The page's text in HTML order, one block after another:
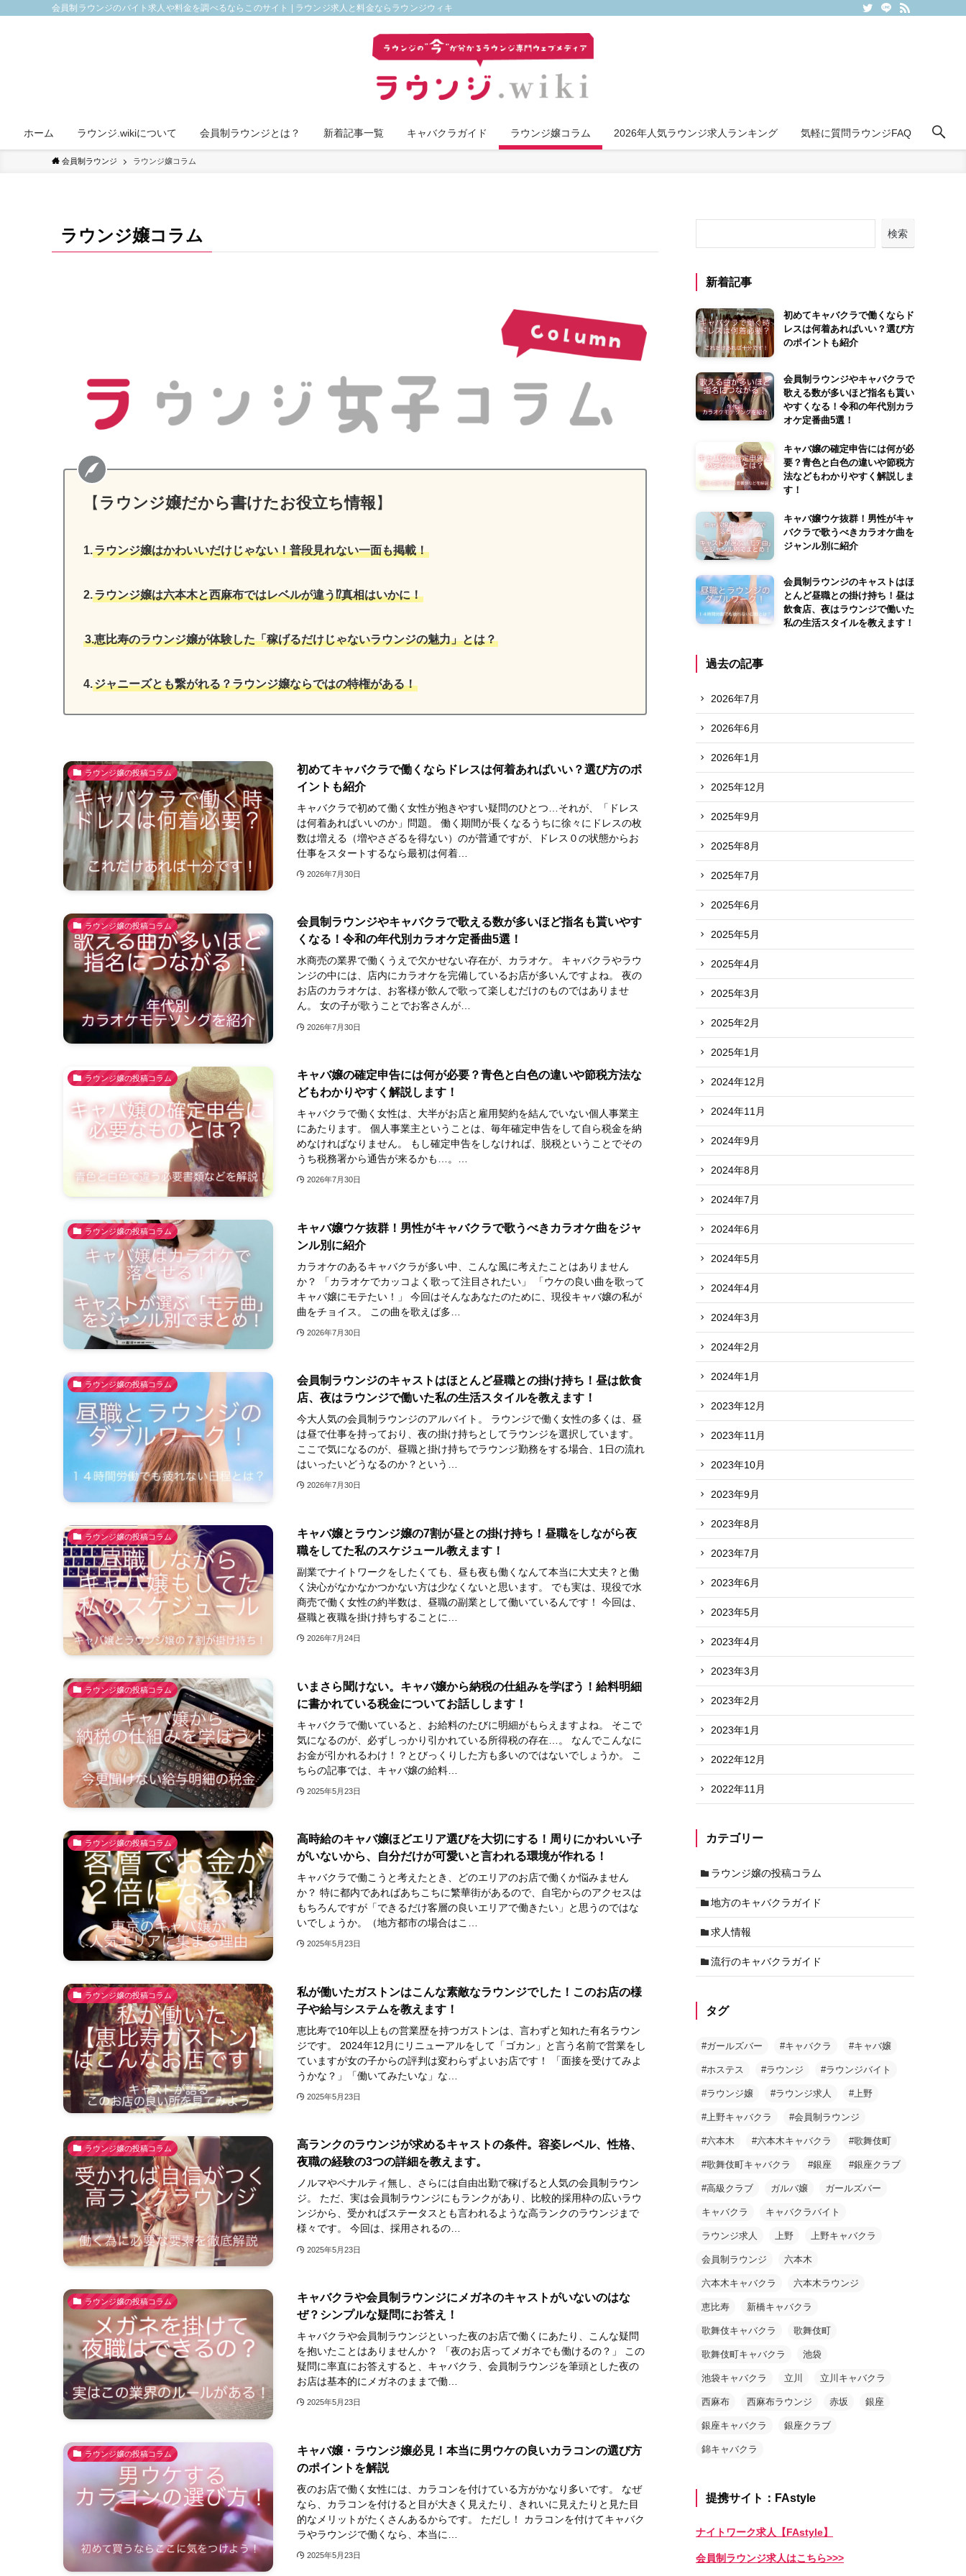
会員制ラウンジのバイト求人や料金を調べるならこのサイト | ラウンジ求人と料金ならラウンジウィキ
ホーム ラウンジ.wikiについて 会員制ラウンジとは？ 新着記事一覧 キャバクラガイド ラウンジ嬢コラム 2026年人気ラウンジ求人ランキング 気軽に質問ラウンジFAQ
会員制ラウンジ ラウンジ嬢コラム
ラウンジ嬢コラム
【 ラウンジ嬢だから書けたお役立ち情報】
1.ラウンジ嬢はかわいいだけじゃない！普段見れない一面も掲載！
2.ラウンジ嬢は六本木と西麻布ではレベルが違う⁉真相はいかに！
3.恵比寿のラウンジ嬢が体験した「稼げるだけじゃないラウンジの魅力」とは？
4.ジャニーズとも繋がれる？ラウンジ嬢ならではの特権がある！
ラウンジ嬢の投稿コラム
初めてキャバクラで働くならドレスは何着あればいい？選び方のポ
イントも紹介
キャバクラで初めて働く女性が抱きやすい疑問のひとつ…それが、「ドレス
は何着あればいいのか」問題。 働く期間が長くなるうちに徐々にドレスの枚
数は増える（増やさざるを得ない）のが普通ですが、ドレス０の状態からお
仕事をスタートするなら最初は何着…
2026年7月30日
ラウンジ嬢の投稿コラム
会員制ラウンジやキャバクラで歌える数が多いほど指名も貰いやす
くなる！令和の年代別カラオケ定番曲5選！
水商売の業界で働くうえで欠かせない存在が、カラオケ。 キャバクラやラウ
ンジの中には、店内にカラオケを完備しているお店が多いんですよね。 夜の
お店のカラオケは、お客様が飲んで歌って楽しむだけのものではありませ
ん。 女の子が歌うことでお客さんが…
2026年7月30日
ラウンジ嬢の投稿コラム
キャバ嬢の確定申告には何が必要？青色と白色の違いや節税方法な
どもわかりやすく解説します！
キャバクラで働く女性は、大半がお店と雇用契約を結んでいない個人事業主
にあたります。 個人事業主ということは、毎年確定申告をして自ら税金を納
めなければなりません。 もし確定申告をしなければ、脱税ということでその
うち税務署から通告が来るかも…。…
2026年7月30日
ラウンジ嬢の投稿コラム
キャバ嬢ウケ抜群！男性がキャバクラで歌うべきカラオケ曲をジャ
ンル別に紹介
カラオケのあるキャバクラが多い中、こんな風に考えたことはありません
か？ 「カラオケでカッコよく歌って注目されたい」 「ウケの良い曲を歌って
キャバ嬢にモテたい！」 今回はそんなあなたのために、現役キャバ嬢の私が
曲をチョイス。 この曲を歌えば多…
2026年7月30日
ラウンジ嬢の投稿コラム
会員制ラウンジのキャストはほとんど昼職との掛け持ち！昼は飲食
店、夜はラウンジで働いた私の生活スタイルを教えます！
今大人気の会員制ラウンジのアルバイト。 ラウンジで働く女性の多くは、昼
は昼で仕事を持っており、夜の掛け持ちとしてラウンジを選択しています。
ここで気になるのが、昼職と掛け持ちでラウンジ勤務をする場合、1日の流れ
はいったいどうなるのか？という…
2026年7月30日
ラウンジ嬢の投稿コラム
キャバ嬢とラウンジ嬢の7割が昼との掛け持ち！昼職をしながら夜
職をしてた私のスケジュール教えます！
副業でナイトワークをしたくても、昼も夜も働くなんて本当に大丈夫？と働
く決心がなかなかつかない方は少なくないと思います。 でも実は、現役で水
商売で働く女性の約半数は、昼職の副業として働いているんです！ 今回は、
昼職と夜職を掛け持ちすることに…
2026年7月24日
ラウンジ嬢の投稿コラム
いまさら聞けない。キャバ嬢から納税の仕組みを学ぼう！給料明細
に書かれている税金についてお話しします！
キャバクラで働いていると、お給料のたびに明細がもらえますよね。 そこで
気になるのが、必ずしっかり引かれている所得税の存在…。 なんでこんなに
お金が引かれるわけ！？とびっくりした方も多いのではないでしょうか。 こ
ちらの記事では、キャバ嬢の給料…
2025年5月23日
ラウンジ嬢の投稿コラム
高時給のキャバ嬢ほどエリア選びを大切にする！周りにかわいい子
がいないから、自分だけが可愛いと言われる環境が作れる！
キャバクラで働こうと考えたとき、どのエリアのお店で働くか悩みません
か？ 特に都内であればあちこちに繁華街があるので、自宅からのアクセスは
もちろんですが「できるだけ客層の良いエリアで働きたい」と思うのではな
いでしょうか。（地方都市の場合はこ…
2025年5月23日
ラウンジ嬢の投稿コラム
私が働いたガストンはこんな素敵なラウンジでした！このお店の様
子や給与システムを教えます！
恵比寿で10年以上もの営業歴を持つガストンは、言わずと知れた有名ラウン
ジです。 2024年12月にリニューアルをして「ゴカン」と言う名前で営業をし
ていますが女の子からの評判は変わらずよいお店です！ 「面接を受けてみよ
うかな？」「働いてみたいな」な…
2025年5月23日
ラウンジ嬢の投稿コラム
高ランクのラウンジが求めるキャストの条件。容姿レベル、性格、
夜職の経験の3つの詳細を教えます。
ノルマやペナルティ無し、さらには自由出勤で稼げると人気の会員制ラウン
ジ。 ただ、実は会員制ラウンジにもランクがあり、比較的採用枠の広いラウ
ンジから、受かればステータスとも言われるような高ランクのラウンジまで
様々です。 今回は、採用されるの…
2025年5月23日
ラウンジ嬢の投稿コラム
キャバクラや会員制ラウンジにメガネのキャストがいないのはな
ぜ？シンプルな疑問にお答え！
キャバクラや会員制ラウンジといった夜のお店で働くにあたり、こんな疑問
を抱いたことはありませんか？ 「夜のお店ってメガネでも働けるの？」 この
疑問に率直にお答えすると、キャバクラ、会員制ラウンジを筆頭とした夜の
お店は基本的にメガネのままで働…
2025年5月23日
ラウンジ嬢の投稿コラム
キャバ嬢・ラウンジ嬢必見！本当に男ウケの良いカラコンの選び方
のポイントを解説
夜のお店で働く女性には、カラコンを付けている方がかなり多いです。 なぜ
なら、カラコンを付けると目が大きく見えたり、きれいに見えたりと見た目
的なメリットがたくさんあるからです。 ただし！ カラコンを付けてキャバク
ラやラウンジで働くなら、本当に…
2025年5月23日
検索
新着記事
初めてキャバクラで働くならド
レスは何着あればいい？選び方
のポイントも紹介
会員制ラウンジやキャバクラで
歌える数が多いほど指名も貰い
やすくなる！令和の年代別カラ
オケ定番曲5選！
キャバ嬢の確定申告には何が必
要？青色と白色の違いや節税方
法などもわかりやすく解説しま
す！
キャバ嬢ウケ抜群！男性がキャ
バクラで歌うべきカラオケ曲を
ジャンル別に紹介
会員制ラウンジのキャストはほ
とんど昼職との掛け持ち！昼は
飲食店、夜はラウンジで働いた
私の生活スタイルを教えます！
過去の記事
2026年7月
2026年6月
2026年1月
2025年12月
2025年9月
2025年8月
2025年7月
2025年6月
2025年5月
2025年4月
2025年3月
2025年2月
2025年1月
2024年12月
2024年11月
2024年9月
2024年8月
2024年7月
2024年6月
2024年5月
2024年4月
2024年3月
2024年2月
2024年1月
2023年12月
2023年11月
2023年10月
2023年9月
2023年8月
2023年7月
2023年6月
2023年5月
2023年4月
2023年3月
2023年2月
2023年1月
2022年12月
2022年11月
カテゴリー
ラウンジ嬢の投稿コラム
地方のキャバクラガイド
求人情報
流行のキャバクラガイド
タグ
#ガールズバー #キャバクラ #キャバ嬢
#ホステス #ラウンジ #ラウンジバイト
#ラウンジ嬢 #ラウンジ求人 #上野
#上野キャバクラ #会員制ラウンジ
#六本木 #六本木キャバクラ #歌舞伎町
#歌舞伎町キャバクラ #銀座 #銀座クラブ
#高級クラブ ガルバ嬢 ガールズバー
キャバクラ キャバクラバイト
ラウンジ求人 上野 上野キャバクラ
会員制ラウンジ 六本木
六本木キャバクラ 六本木ラウンジ
恵比寿 新橋キャバクラ
歌舞伎キャバクラ 歌舞伎町
歌舞伎町キャバクラ 池袋
池袋キャバクラ 立川 立川キャバクラ
西麻布 西麻布ラウンジ 赤坂 銀座
銀座キャバクラ 銀座クラブ
錦キャバクラ
提携サイト：FAstyle
ナイトワーク求人【FAstyle】
会員制ラウンジ求人はこちら>>>